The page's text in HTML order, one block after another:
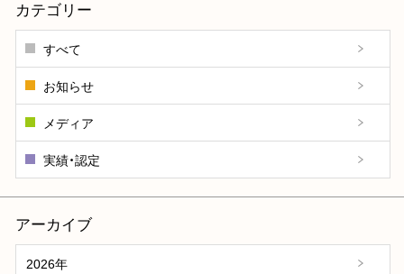
送
り
ー
ジ
ジ
カテゴリー
すべて
お知らせ
メディア
実績・認定
アーカイブ
2026年